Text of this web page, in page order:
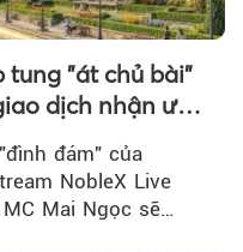
tung "át chủ bài"
dịch nhận ưu
đám" của
NobleX Live
Mai Ngọc sẽ